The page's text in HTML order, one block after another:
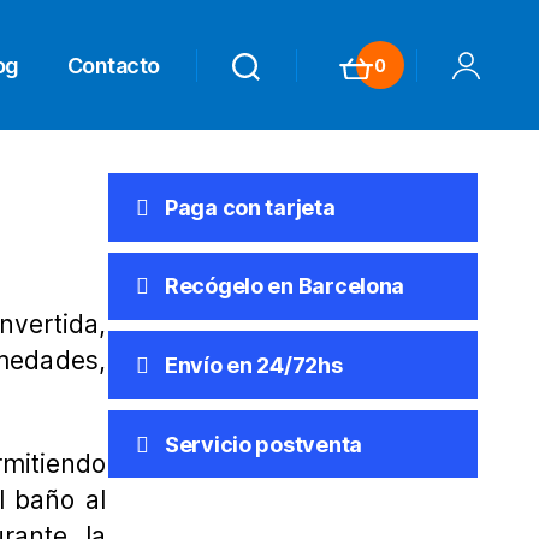
Contacto Search
0
al
Paga con tarjeta
Recógelo en Barcelona
Envío en 24/72hs
Servicio postventa